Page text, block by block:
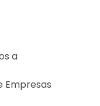
a
Empresas